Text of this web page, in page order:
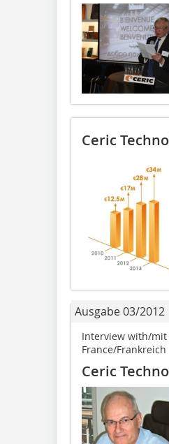
Ceric
Ausgabe 03/2012
Interview with/mit
France/Frankreich
Ceric